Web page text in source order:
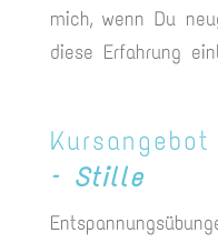
mich, wenn Du
diese Erfahrung
Kursangebot
– Stille